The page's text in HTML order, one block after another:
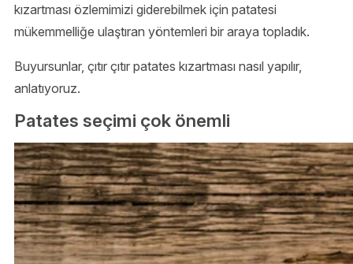
kızartması özlemimizi giderebilmek için patatesi
mükemmelliğe ulaştıran yöntemleri bir araya topladık.
Buyursunlar, çıtır çıtır patates kızartması nasıl yapılır,
anlatıyoruz.
Patates seçimi çok önemli